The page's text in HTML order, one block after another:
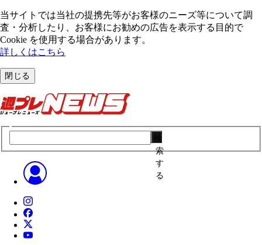
当サイトでは当社の提携先等がお客様のニーズ等について調
査・分析したり、お客様にお勧めの広告を表⽰する⽬的で
Cookie を使⽤する場合があります。
詳しくはこちら
閉じる
索
す
る